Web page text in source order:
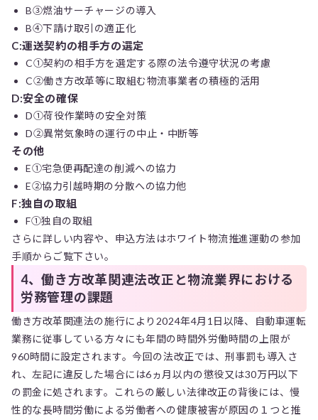
B③燃油サーチャージの導入
B④下請け取引の適正化
C:運送契約の相手方の選定
C①契約の相手方を選定する際の法令遵守状況の考慮
C➁働き方改革等に取組む物流事業者の積極的活用
D:安全の確保
D①荷役作業時の安全対策
D➁異常気象時の運行の中止・中断等
その他
E①宅急便再配達の削減への協力
E➁協力引越時期の分散への協力他
F:独自の取組
F①独自の取組
さらに詳しい内容や、申込方法はホワイト物流推進運動の参加
手順からご覧下さい。
4、働き方改革関連法改正と物流業界における
労務管理の課題
働き方改革関連法の施行により2024年4月1日以降、自動車運転
業務に従事している方々にも年間の時間外労働時間の上限が
960時間に設定されます。今回の法改正では、刑事罰も導入さ
れ、左記に違反した場合には6ヵ月以内の懲役又は30万円以下
の罰金に処されます。これらの厳しい法律改正の背後には、慢
性的な長時間労働による労働者への健康被害が原因の１つと推